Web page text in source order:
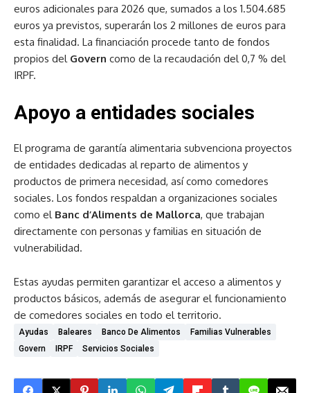
euros adicionales para 2026 que, sumados a los 1.504.685
euros ya previstos, superarán los 2 millones de euros para
esta finalidad. La financiación procede tanto de fondos
propios del Govern como de la recaudación del 0,7 % del
IRPF.
Apoyo a entidades sociales
El programa de garantía alimentaria subvenciona proyectos
de entidades dedicadas al reparto de alimentos y
productos de primera necesidad, así como comedores
sociales. Los fondos respaldan a organizaciones sociales
como el Banc d’Aliments de Mallorca, que trabajan
directamente con personas y familias en situación de
vulnerabilidad.
Estas ayudas permiten garantizar el acceso a alimentos y
productos básicos, además de asegurar el funcionamiento
de comedores sociales en todo el territorio.
Ayudas Baleares Banco De Alimentos
Familias Vulnerables
Govern
IRPF Servicios Sociales